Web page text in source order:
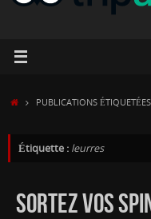
ACCUEIL
PUBLICATIONS
Étiquette : leurres
SORTEZ VOS